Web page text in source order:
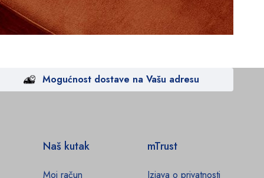
Mogućnost dostave na Vašu adresu
Naš kutak
Moj račun
mTrust
Izjava o privatnosti